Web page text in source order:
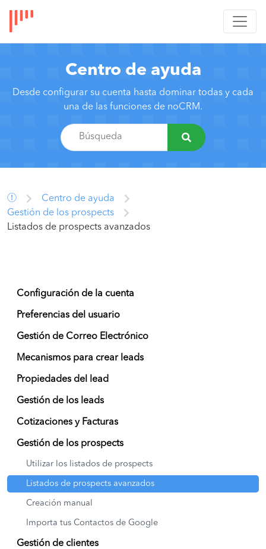
Centro de ayuda
Desde configurar su cuenta hasta dominar todas y cada
una de las funciones de noCRM.
Centro de ayuda
Gestión de los prospects
Listados de prospects avanzados
Configuración de la cuenta
Preferencias del usuario
Gestión de Correo Electrónico
Mecanismos para crear leads
Propiedades del lead
Gestión de los leads
Cotizaciones y Facturas
Gestión de los prospects
Utilizar los listados de prospects
Listados de prospects avanzados
Creación manual
Importa tus Contactos de Google
Gestión de clientes